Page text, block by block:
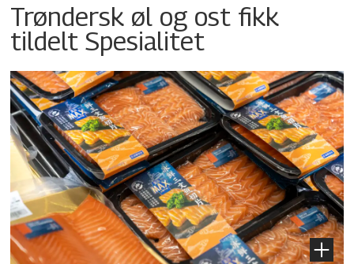
Trøndersk øl og ost fikk
tildelt Spesialitet